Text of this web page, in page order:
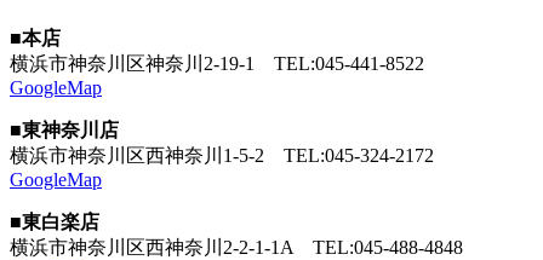
■本店
横浜市神奈川区神奈川2-19-1 TEL:045-441-8522
GoogleMap
■東神奈川店
横浜市神奈川区西神奈川1-5-2 TEL:045-324-2172
GoogleMap
■東白楽店
横浜市神奈川区西神奈川2-2-1-1A TEL:045-488-4848